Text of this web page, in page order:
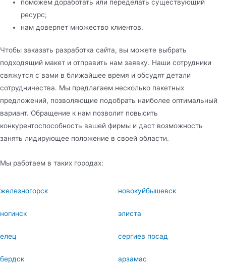
поможем доработать или переделать существующий
ресурс;
нам доверяет множество клиентов.
Чтобы заказать разработка сайта, вы можете выбрать
подходящий макет и отправить нам заявку. Наши сотрудники
свяжутся с вами в ближайшее время и обсудят детали
сотрудничества. Мы предлагаем несколько пакетных
предложений, позволяющие подобрать наиболее оптимальный
вариант. Обращение к нам позволит повысить
конкурентоспособность вашей фирмы и даст возможность
занять лидирующее положение в своей области.
Мы работаем в таких городах:
железногорск новокуйбышевск
ногинск элиста
елец сергиев посад
бердск арзамас